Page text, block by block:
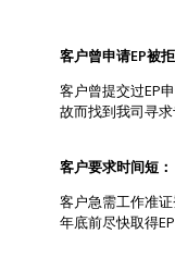
客户曾申请EP被拒
客户曾提交过EP
故而找到我司寻求
客户要求时间短：
客户急需工作准
年底前尽快取得EP